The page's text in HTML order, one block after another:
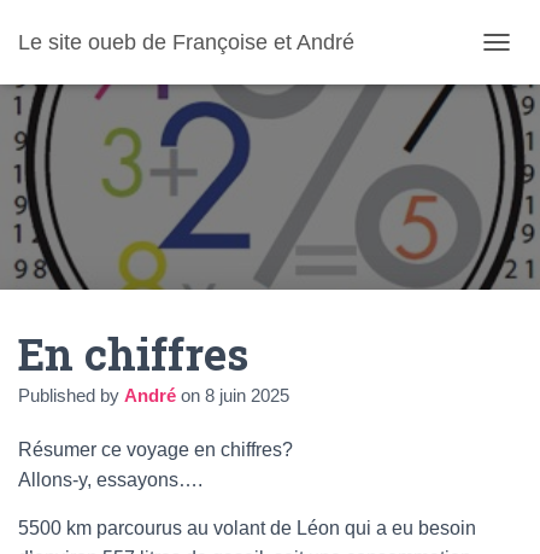
Le site oueb de Françoise et André
U
V
R
/
F
E
R
M
En chiffres
Published by André on 8 juin 2025
Résumer ce voyage en chiffres?
Allons-y, essayons….
5500 km parcourus au volant de Léon qui a eu besoin